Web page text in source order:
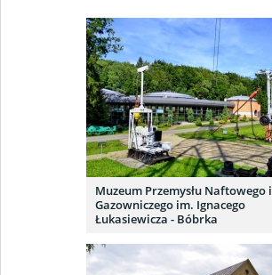
Muzeum Przemysłu Naftowego i
Gazowniczego im. Ignacego
Łukasiewicza - Bóbrka